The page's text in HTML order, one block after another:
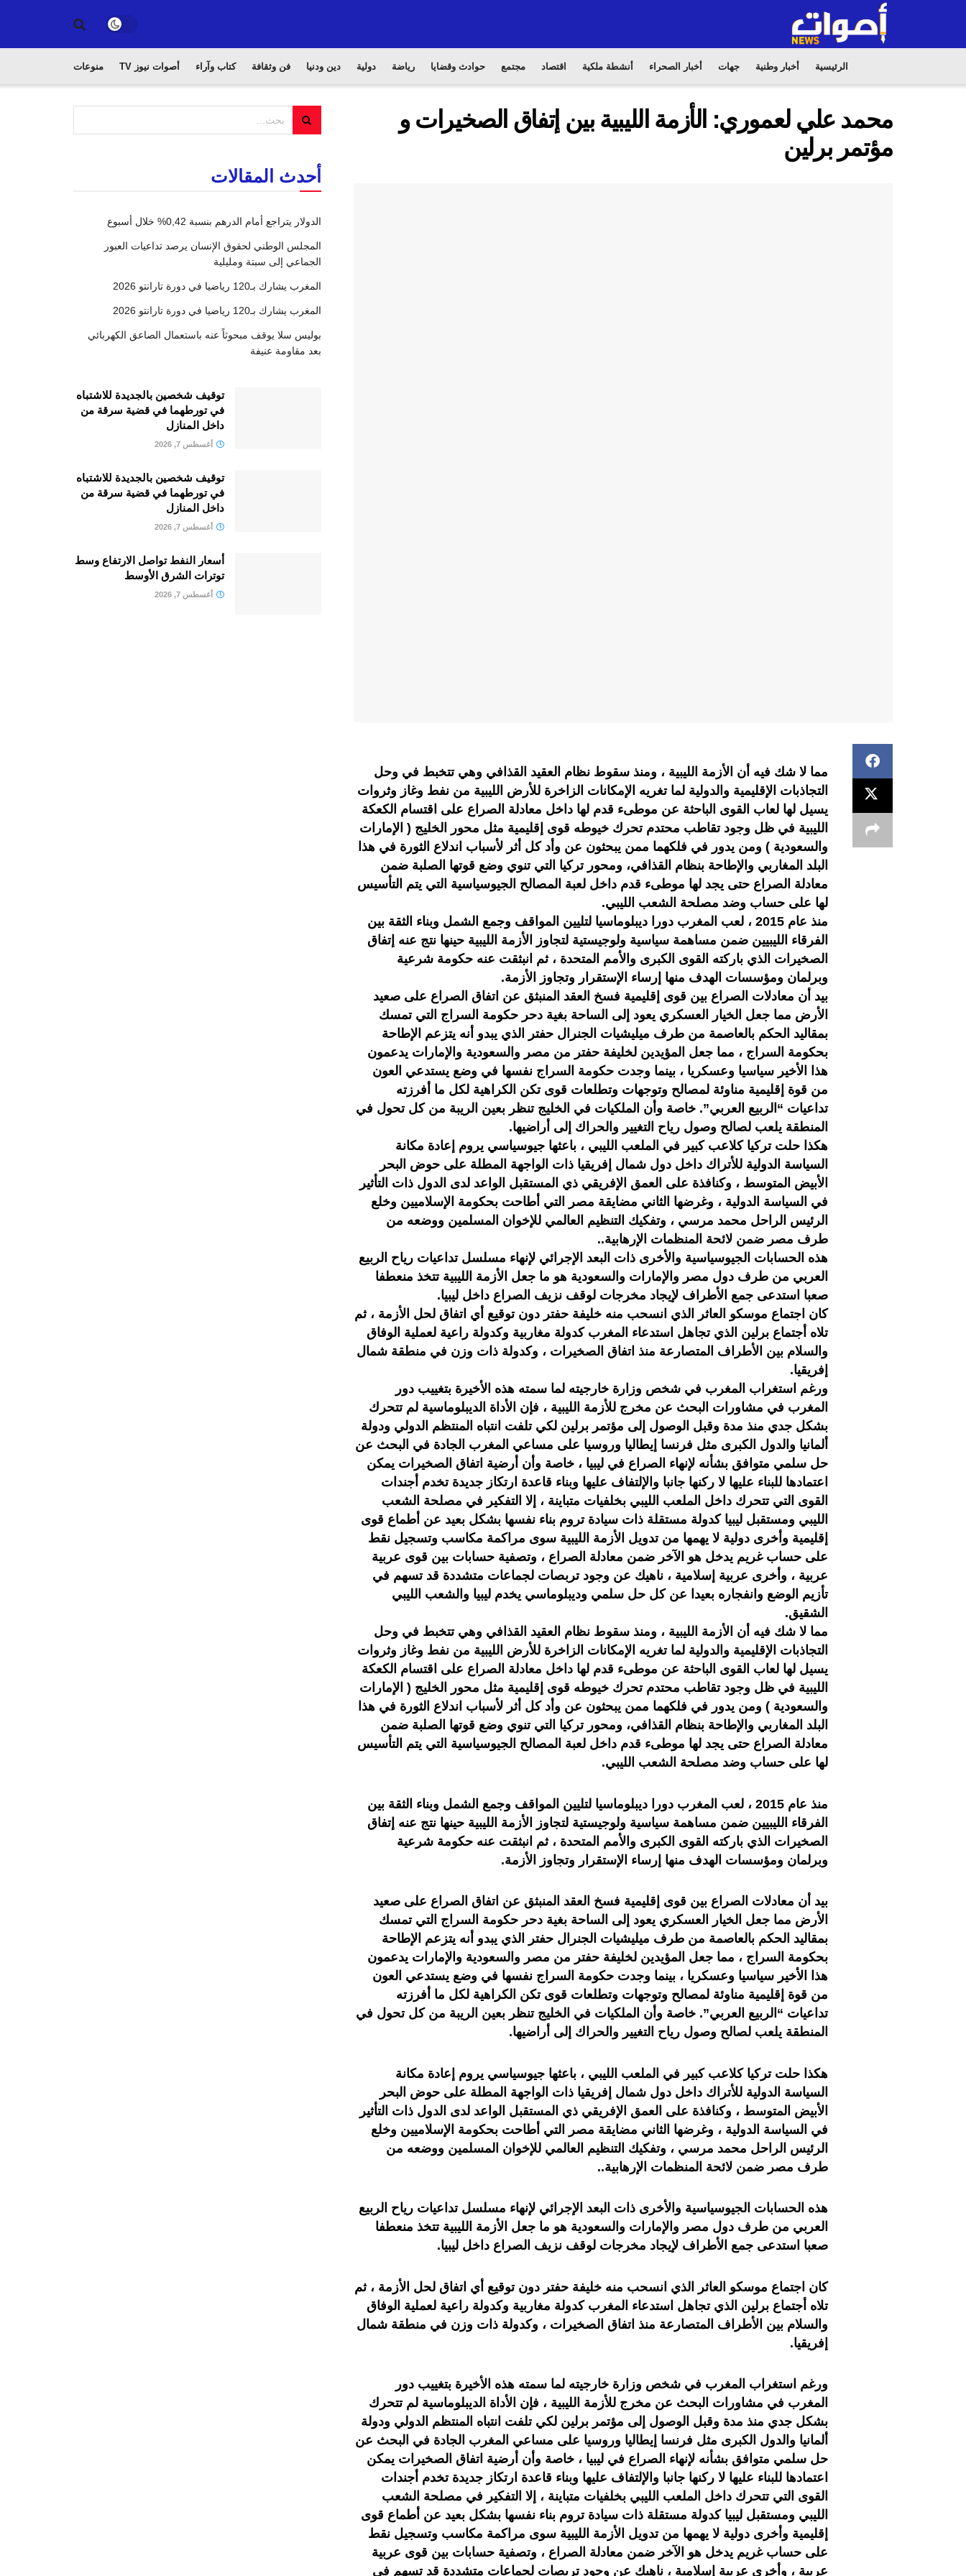
الرئيسية أخبار وطنية جهات أخبار الصحراء أنشطة ملكية اقتصاد مجتمع حوادث وقضايا رياضة دولية دين ودنيا فن وثقافة كتاب وآراء أصوات نيوز TV منوعات
محمد علي لعموري: الأزمة الليبية بين إتفاق الصخيرات و
مؤتمر برلين
مما لا شك فيه أن الأزمة الليبية ، ومنذ سقوط نظام العقيد القذافي وهي تتخبط في وحل
التجاذبات الإقليمية والدولية لما تغريه الإمكانات الزاخرة للأرض الليبية من نفط وغاز وثروات
يسيل لها لعاب القوى الباحثة عن موطىء قدم لها داخل معادلة الصراع على اقتسام الكعكة
الليبية في ظل وجود تقاطب محتدم تحرك خيوطه قوى إقليمية مثل محور الخليج ( الإمارات
والسعودية ) ومن يدور في فلكهما ممن يبحثون عن وأد كل أثر لأسباب اندلاع الثورة في هذا
البلد المغاربي والإطاحة بنظام القذافي، ومحور تركيا التي تنوي وضع قوتها الصلبة ضمن
معادلة الصراع حتى يجد لها موطىء قدم داخل لعبة المصالح الجيوسياسية التي يتم التأسيس
لها على حساب وضد مصلحة الشعب الليبي.
منذ عام 2015 ، لعب المغرب دورا ديبلوماسيا لتليين المواقف وجمع الشمل وبناء الثقة بين
الفرقاء الليبيين ضمن مساهمة سياسية ولوجيستية لتجاوز الأزمة الليبية حينها نتج عنه إتفاق
الصخيرات الذي باركته القوى الكبرى والأمم المتحدة ، ثم انبثقت عنه حكومة شرعية
وبرلمان ومؤسسات الهدف منها إرساء الإستقرار وتجاوز الأزمة.
بيد أن معادلات الصراع بين قوى إقليمية فسخ العقد المنبثق عن اتفاق الصراع على صعيد
الأرض مما جعل الخيار العسكري يعود إلى الساحة بغية دحر حكومة السراج التي تمسك
بمقاليد الحكم بالعاصمة من طرف ميليشيات الجنرال حفتر الذي يبدو أنه يتزعم الإطاحة
بحكومة السراج ، مما جعل المؤيدين لخليفة حفتر من مصر والسعودية والإمارات يدعمون
هذا الأخير سياسيا وعسكريا ، بينما وجدت حكومة السراج نفسها في وضع يستدعي العون
من قوة إقليمية مناوئة لمصالح وتوجهات وتطلعات قوى تكن الكراهية لكل ما أفرزته
تداعيات “الربيع العربي”. خاصة وأن الملكيات في الخليج تنظر بعين الريبة من كل تحول في
المنطقة يلعب لصالح وصول رياح التغيير والحراك إلى أراضيها.
هكذا حلت تركيا كلاعب كبير في الملعب الليبي ، باعثها جيوسياسي يروم إعادة مكانة
السياسة الدولية للأتراك داخل دول شمال إفريقيا ذات الواجهة المطلة على حوض البحر
الأبيض المتوسط ، وكنافذة على العمق الإفريقي ذي المستقبل الواعد لدى الدول ذات التأثير
في السياسة الدولية ، وغرضها الثاني مضايقة مصر التي أطاحت بحكومة الإسلاميين وخلع
الرئيس الراحل محمد مرسي ، وتفكيك التنظيم العالمي للإخوان المسلمين ووضعه من
طرف مصر ضمن لائحة المنظمات الإرهابية..
هذه الحسابات الجيوسياسية والأخرى ذات البعد الإجرائي لإنهاء مسلسل تداعيات رياح الربيع
العربي من طرف دول مصر والإمارات والسعودية هو ما جعل الأزمة الليبية تتخذ منعطفا
صعبا استدعى جمع الأطراف لإيجاد مخرجات لوقف نزيف الصراع داخل ليبيا.
كان اجتماع موسكو العاثر الذي انسحب منه خليفة حفتر دون توقيع أي اتفاق لحل الأزمة ، ثم
تلاه أجتماع برلين الذي تجاهل استدعاء المغرب كدولة مغاربية وكدولة راعية لعملية الوفاق
والسلام بين الأطراف المتصارعة منذ اتفاق الصخيرات ، وكدولة ذات وزن في منطقة شمال
إفريقيا.
ورغم استغراب المغرب في شخص وزارة خارجيته لما سمته هذه الأخيرة بتغييب دور
المغرب في مشاورات البحث عن مخرج للأزمة الليبية ، فإن الأداة الديبلوماسية لم تتحرك
بشكل جدي منذ مدة وقبل الوصول إلى مؤتمر برلين لكي تلفت انتباه المنتظم الدولي ودولة
ألمانيا والدول الكبرى مثل فرنسا إيطاليا وروسيا على مساعي المغرب الجادة في البحث عن
حل سلمي متوافق بشأنه لإنهاء الصراع في ليبيا ، خاصة وأن أرضية اتفاق الصخيرات يمكن
اعتمادها للبناء عليها لا ركنها جانبا والإلتفاف عليها وبناء قاعدة ارتكاز جديدة تخدم أجندات
القوى التي تتحرك داخل الملعب الليبي بخلفيات متباينة ، إلا التفكير في مصلحة الشعب
الليبي ومستقبل ليبيا كدولة مستقلة ذات سيادة تروم بناء نفسها بشكل بعيد عن أطماع قوى
إقليمية وأخرى دولية لا يهمها من تدويل الأزمة الليبية سوى مراكمة مكاسب وتسجيل نقط
على حساب غريم يدخل هو الآخر ضمن معادلة الصراع ، وتصفية حسابات بين قوى عربية
عربية ، وأخرى عربية إسلامية ، ناهيك عن وجود تربصات لجماعات متشددة قد تسهم في
تأزيم الوضع وانفجاره بعيدا عن كل حل سلمي وديبلوماسي يخدم ليبيا والشعب الليبي
الشقيق.
مما لا شك فيه أن الأزمة الليبية ، ومنذ سقوط نظام العقيد القذافي وهي تتخبط في وحل
التجاذبات الإقليمية والدولية لما تغريه الإمكانات الزاخرة للأرض الليبية من نفط وغاز وثروات
يسيل لها لعاب القوى الباحثة عن موطىء قدم لها داخل معادلة الصراع على اقتسام الكعكة
الليبية في ظل وجود تقاطب محتدم تحرك خيوطه قوى إقليمية مثل محور الخليج ( الإمارات
والسعودية ) ومن يدور في فلكهما ممن يبحثون عن وأد كل أثر لأسباب اندلاع الثورة في هذا
البلد المغاربي والإطاحة بنظام القذافي، ومحور تركيا التي تنوي وضع قوتها الصلبة ضمن
معادلة الصراع حتى يجد لها موطىء قدم داخل لعبة المصالح الجيوسياسية التي يتم التأسيس
لها على حساب وضد مصلحة الشعب الليبي.
منذ عام 2015 ، لعب المغرب دورا ديبلوماسيا لتليين المواقف وجمع الشمل وبناء الثقة بين
الفرقاء الليبيين ضمن مساهمة سياسية ولوجيستية لتجاوز الأزمة الليبية حينها نتج عنه إتفاق
الصخيرات الذي باركته القوى الكبرى والأمم المتحدة ، ثم انبثقت عنه حكومة شرعية
وبرلمان ومؤسسات الهدف منها إرساء الإستقرار وتجاوز الأزمة.
بيد أن معادلات الصراع بين قوى إقليمية فسخ العقد المنبثق عن اتفاق الصراع على صعيد
الأرض مما جعل الخيار العسكري يعود إلى الساحة بغية دحر حكومة السراج التي تمسك
بمقاليد الحكم بالعاصمة من طرف ميليشيات الجنرال حفتر الذي يبدو أنه يتزعم الإطاحة
بحكومة السراج ، مما جعل المؤيدين لخليفة حفتر من مصر والسعودية والإمارات يدعمون
هذا الأخير سياسيا وعسكريا ، بينما وجدت حكومة السراج نفسها في وضع يستدعي العون
من قوة إقليمية مناوئة لمصالح وتوجهات وتطلعات قوى تكن الكراهية لكل ما أفرزته
تداعيات “الربيع العربي”. خاصة وأن الملكيات في الخليج تنظر بعين الريبة من كل تحول في
المنطقة يلعب لصالح وصول رياح التغيير والحراك إلى أراضيها.
هكذا حلت تركيا كلاعب كبير في الملعب الليبي ، باعثها جيوسياسي يروم إعادة مكانة
السياسة الدولية للأتراك داخل دول شمال إفريقيا ذات الواجهة المطلة على حوض البحر
الأبيض المتوسط ، وكنافذة على العمق الإفريقي ذي المستقبل الواعد لدى الدول ذات التأثير
في السياسة الدولية ، وغرضها الثاني مضايقة مصر التي أطاحت بحكومة الإسلاميين وخلع
الرئيس الراحل محمد مرسي ، وتفكيك التنظيم العالمي للإخوان المسلمين ووضعه من
طرف مصر ضمن لائحة المنظمات الإرهابية..
هذه الحسابات الجيوسياسية والأخرى ذات البعد الإجرائي لإنهاء مسلسل تداعيات رياح الربيع
العربي من طرف دول مصر والإمارات والسعودية هو ما جعل الأزمة الليبية تتخذ منعطفا
صعبا استدعى جمع الأطراف لإيجاد مخرجات لوقف نزيف الصراع داخل ليبيا.
كان اجتماع موسكو العاثر الذي انسحب منه خليفة حفتر دون توقيع أي اتفاق لحل الأزمة ، ثم
تلاه أجتماع برلين الذي تجاهل استدعاء المغرب كدولة مغاربية وكدولة راعية لعملية الوفاق
والسلام بين الأطراف المتصارعة منذ اتفاق الصخيرات ، وكدولة ذات وزن في منطقة شمال
إفريقيا.
ورغم استغراب المغرب في شخص وزارة خارجيته لما سمته هذه الأخيرة بتغييب دور
المغرب في مشاورات البحث عن مخرج للأزمة الليبية ، فإن الأداة الديبلوماسية لم تتحرك
بشكل جدي منذ مدة وقبل الوصول إلى مؤتمر برلين لكي تلفت انتباه المنتظم الدولي ودولة
ألمانيا والدول الكبرى مثل فرنسا إيطاليا وروسيا على مساعي المغرب الجادة في البحث عن
حل سلمي متوافق بشأنه لإنهاء الصراع في ليبيا ، خاصة وأن أرضية اتفاق الصخيرات يمكن
اعتمادها للبناء عليها لا ركنها جانبا والإلتفاف عليها وبناء قاعدة ارتكاز جديدة تخدم أجندات
القوى التي تتحرك داخل الملعب الليبي بخلفيات متباينة ، إلا التفكير في مصلحة الشعب
الليبي ومستقبل ليبيا كدولة مستقلة ذات سيادة تروم بناء نفسها بشكل بعيد عن أطماع قوى
إقليمية وأخرى دولية لا يهمها من تدويل الأزمة الليبية سوى مراكمة مكاسب وتسجيل نقط
على حساب غريم يدخل هو الآخر ضمن معادلة الصراع ، وتصفية حسابات بين قوى عربية
عربية ، وأخرى عربية إسلامية ، ناهيك عن وجود تربصات لجماعات متشددة قد تسهم في
أحدث المقالات
الدولار يتراجع أمام الدرهم بنسبة 0,42% خلال أسبوع
المجلس الوطني لحقوق الإنسان يرصد تداعيات العبور
الجماعي إلى سبتة ومليلية
المغرب يشارك بـ120 رياضيا في دورة تارانتو 2026
المغرب يشارك بـ120 رياضيا في دورة تارانتو 2026
بوليس سلا يوقف مبحوثاً عنه باستعمال الصاعق الكهربائي
بعد مقاومة عنيفة
توقيف شخصين بالجديدة للاشتباه
في تورطهما في قضية سرقة من
داخل المنازل
أغسطس 7, 2026
توقيف شخصين بالجديدة للاشتباه
في تورطهما في قضية سرقة من
داخل المنازل
أغسطس 7, 2026
أسعار النفط تواصل الارتفاع وسط
توترات الشرق الأوسط
أغسطس 7, 2026